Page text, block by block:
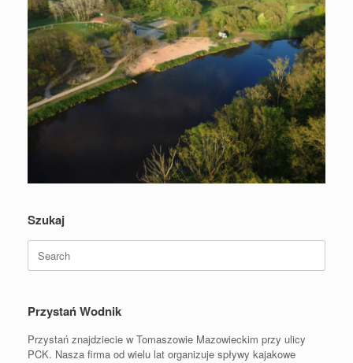
Szukaj
for:
Przystań Wodnik
Przystań znajdziecie w Tomaszowie Mazowieckim przy ulicy
PCK. Nasza firma od wielu lat organizuje spływy kajakowe